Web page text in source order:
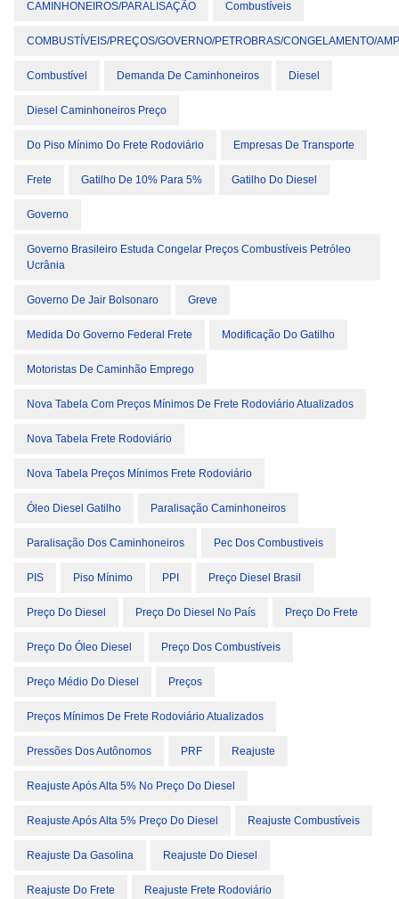
CAMINHONEIROS/PARALISAÇÃO Combustíveis
COMBUSTÍVEIS/PREÇOS/GOVERNO/PETROBRAS/CONGELAMENTO/
Combustível Demanda De Caminhoneiros Diesel
Diesel Caminhoneiros Preço
Do Piso Mínimo Do Frete Rodoviário Empresas De Transporte
Frete Gatilho De 10% Para 5% Gatilho Do Diesel
Governo
Governo Brasileiro Estuda Congelar Preços Combustíveis Petróleo
Ucrânia
Governo De Jair Bolsonaro Greve
Medida Do Governo Federal Frete Modificação Do Gatilho
Motoristas De Caminhão Emprego
Nova Tabela Com Preços Mínimos De Frete Rodoviário Atualizados
Nova Tabela Frete Rodoviário
Nova Tabela Preços Mínimos Frete Rodoviário
Óleo Diesel Gatilho Paralisação Caminhoneiros
Paralisação Dos Caminhoneiros Pec Dos Combustiveis
PIS Piso Mínimo PPI Preço Diesel Brasil
Preço Do Diesel Preço Do Diesel No País Preço Do Frete
Preço Do Óleo Diesel Preço Dos Combustíveis
Preço Médio Do Diesel Preços
Preços Mínimos De Frete Rodoviário Atualizados
Pressões Dos Autônomos PRF Reajuste
Reajuste Após Alta 5% No Preço Do Diesel
Reajuste Após Alta 5% Preço Do Diesel Reajuste Combustíveis
Reajuste Da Gasolina Reajuste Do Diesel
Reajuste Do Frete Reajuste Frete Rodoviário